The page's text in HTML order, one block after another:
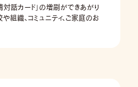
話カード」の増刷ができあがり
や組織、コミュニティ、ご家庭のお